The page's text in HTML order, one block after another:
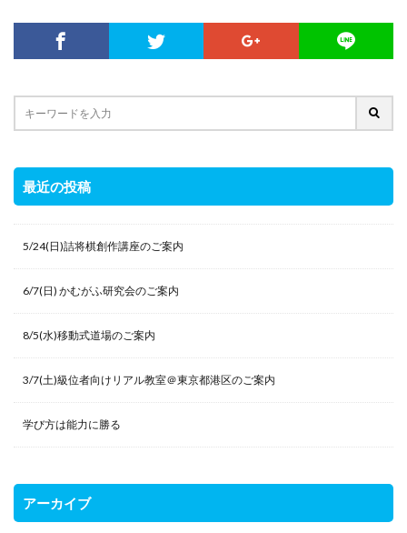
最近の投稿
5/24(日)詰将棋創作講座のご案内
6/7(日) かむがふ研究会のご案内
8/5(水)移動式道場のご案内
3/7(土)級位者向けリアル教室＠東京都港区のご案内
学び方は能力に勝る
アーカイブ